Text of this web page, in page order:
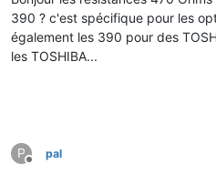
390 ? c'est spécifique pour les
également les 390 pour des
les TOSHIBA...
P
Offline
pal